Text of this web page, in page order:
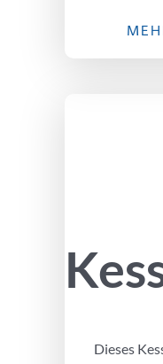
Dieses